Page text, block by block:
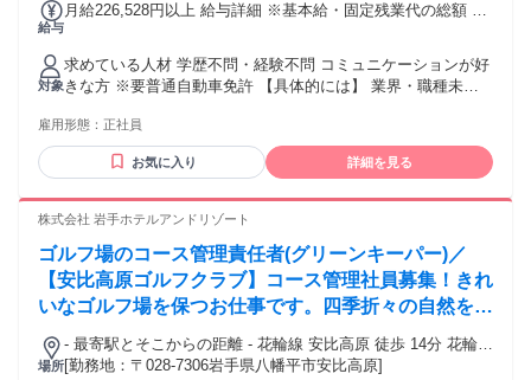
給与
月給226,528円以上 給与詳細 ※基本給・固定残業代の総額 基
5528円 〜（固定残業時間：1ヶ月あたり25時間） 固定残業時
間を超えた勤務時間については別途残業代を支給する 法定内
残業時間：1ヶ月あたり0時間0分 【一律手当】 全員に一律で
支払われる通勤・皆勤・家族手当金額：なし 全員に一律で支
に応じて最大2万円） 勤続手当（勤続年数に応じて最大4万
円） 役職手当（役職に応じて最大20万円） 子供手当（18歳未
満の子ども一人あたり5000円 ※上限なし） 出産祝い金 結婚
祝い金 お見舞い・お悔やみ金 制服手当（7000円x年2回）
【昇給】年1回 【賞与】年2回
対象
求めている人材 学歴不問・経験不問 コミュニケーションが好
きな方 ※要普通自動車免許 【具体的には】 業界・職種未経
ちの方 ◎クルマが好きな方 ◎チームワークを大切にし、協力
して仕事ができる方 ◎明るい対応ができる方 ◎地域に根差し
て働きたい方 ◎趣味や家庭などプライベートも大切にしたい
雇用形態： 正社員
お気に入り 詳細を見る
株式会社 岩手ホテルアンドリゾート
ゴルフ場のコース管理責任者(グリーンキーパー)／
【安比高原ゴルフクラブ】コース管理社員募集！きれ
いなゴルフ場を保つお仕事です。四季折々の自然を眺
めながらのびのび働けることが魅力のひとつ。芝の育
成やコースセッティングなど、ゴルフ好きにピッタリ
場所
- 最寄駅とそこからの距離 - 花輪線 安比高原 徒歩 14分 花輪線
赤坂田 車 10分 花輪線 松尾八幡平 車 13分
[勤務地：〒028-7306岩手県八幡平市安比高原]